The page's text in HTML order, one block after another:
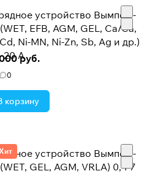
устройство Вымпел -
EFB, AGM, GEL, Ca/Ca,
Ni-MN, Ni-Zn, Sb, Ag и др.)
20 Аруб.
0
корзину
устройство Вымпел -
GEL, AGM, VRLA) 0,4-7